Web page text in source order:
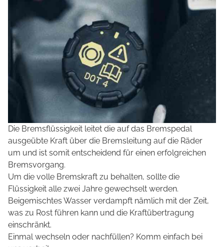
Die Bremsflüssigkeit leitet die auf das Bremspedal
ausgeübte Kraft über die Bremsleitung auf die Räder
um und ist somit entscheidend für einen erfolgreichen
Bremsvorgang.
Um die volle Bremskraft zu behalten, sollte die
Flüssigkeit alle zwei Jahre gewechselt werden.
Beigemischtes Wasser verdampft nämlich mit der Zeit,
was zu Rost führen kann und die Kraftübertragung
einschränkt.
Einmal wechseln oder nachfüllen? Komm einfach bei